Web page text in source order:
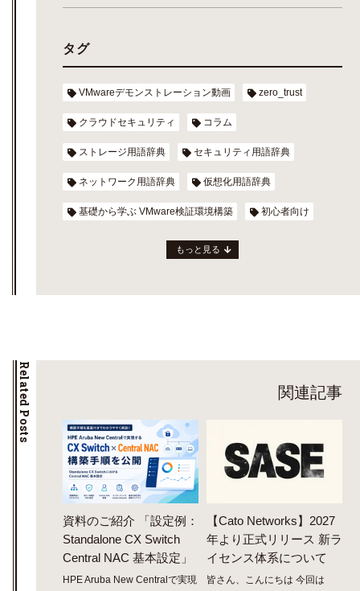
タグ
VMwareデモンストレーション動画 zero_trust
クラウドセキュリティ コラム
ストレージ用語辞典 セキュリティ用語辞典
ネットワーク用語辞典 仮想化用語辞典
基礎から学ぶ VMware検証環境構築 初心者向け
もっと見る
Related Posts 関連記事
資料のご紹介 「設定例：
Standalone CX Switch
Central NAC 基本設定」
HPE Aruba New Centralで実現
【Cato Networks】2027
年より正式リリース 新ラ
イセンス体系について
皆さん、こんにちは 今回は